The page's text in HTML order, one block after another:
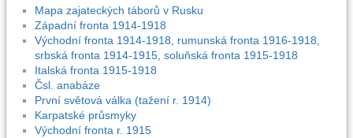
Mapa zajateckých táborů v Rusku
Západní fronta 1914-1918
Východní fronta 1914-1918, rumunská fronta 1916-1918,
srbská fronta 1914-1915, soluňská fronta 1915-1918
Italská fronta 1915-1918
Čsl. anabáze
První světová válka (tažení r. 1914)
Karpatské průsmyky
Východní fronta r. 1915